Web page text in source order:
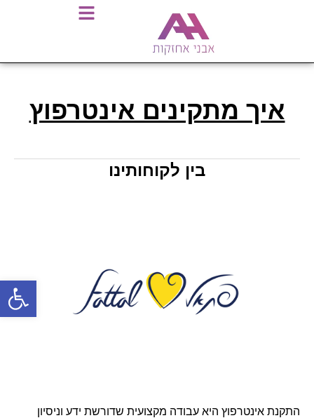
איך מתקינים אינטרפוץ
בין לקוחותינו
התקנת אינטרפוץ היא עבודה מקצועית שדורשת ידע וניסיון
פתח